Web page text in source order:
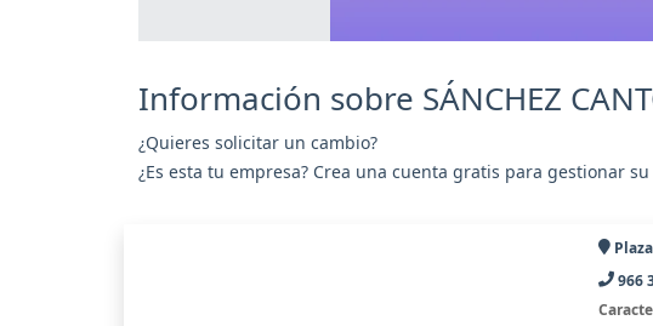
Información sobre SÁNCHEZ
¿Quieres solicitar un cambio?
¿Es esta tu empresa? Crea una cuenta gratis para gestionar
966